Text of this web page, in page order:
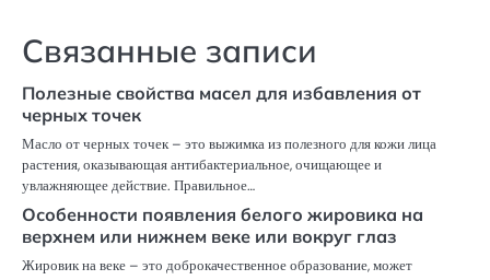
Связанные записи
Полезные свойства масел для избавления от
черных точек
Масло от черных точек – это выжимка из полезного для кожи лица
растения, оказывающая антибактериальное, очищающее и
увлажняющее действие. Правильное…
Особенности появления белого жировика на
верхнем или нижнем веке или вокруг глаз
Жировик на веке – это доброкачественное образование, может